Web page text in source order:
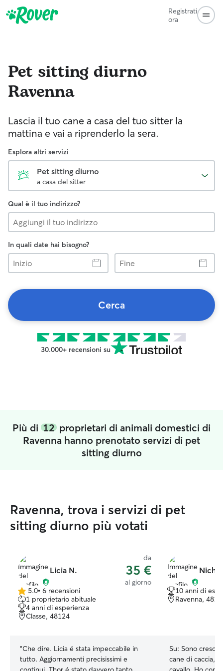
Registrati
ora
Pet sitting diurno
Ravenna
Lascia il tuo cane a casa del tuo sitter la
mattina e vai a riprenderlo la sera.
Esplora altri servizi
Pet sitting diurno
a casa del sitter
Qual è il tuo indirizzo?
In quali date hai bisogno?
Inizio
Fine
Cerca
30.000+ recensioni su
Più di 12 proprietari di animali domestici di
Ravenna hanno prenotato servizi di pet
sitting diurno
Ravenna, trova i servizi di pet
sitting diurno più votati
Licia N.
da
35 €
al giorno
5.0
su
5
stelle
5.0• 6 recensioni
1 proprietario abituale
4 anni di esperienza
Classe, 48124
“Che dire. Licia é stata impeccabile in
tutto. Aggiornamenti precisissimi e
10 anni di
Ravenna,
Su: Sono
cane di caccia,